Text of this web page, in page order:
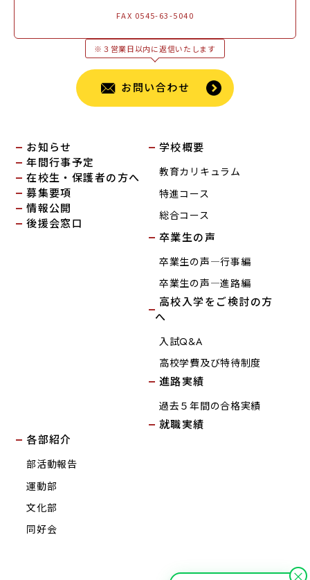
FAX 0545-63-5040
※３営業日以内に返信いたします
お問い合わせ
お知らせ
年間行事予定
在校生・保護者の方へ
募集要項
情報公開
後援会窓口
学校概要
教育カリキュラム
特進コース
総合コース
卒業生の声
卒業生の声―行事編
卒業生の声―進路編
高校入学をご検討の方
へ
入試Q&A
高校学費及び特待制度
進路実績
過去５年間の合格実績
就職実績
各部紹介
部活動報告
運動部
文化部
同好会
×